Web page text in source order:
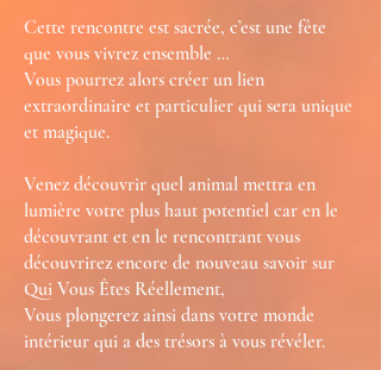
Cette rencontre est sacrée, c’est une fête
que vous vivrez ensemble …
Vous pourrez alors créer un lien
extraordinaire et particulier qui sera unique
et magique.
Venez découvrir quel animal mettra en
lumière votre plus haut potentiel car en le
découvrant et en le rencontrant vous
découvrirez encore de nouveau savoir sur
Qui Vous Êtes Réellement,
Vous plongerez ainsi dans votre monde
intérieur qui a des trésors à vous révéler.